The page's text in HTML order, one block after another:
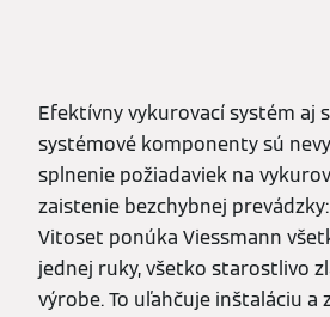
Efektívny vykurovací systém aj
systémové komponenty sú
splnenie požiadaviek na
zaistenie bezchybnej
Vitoset ponúka Viessmann
jednej ruky, všetko starostlivo
výrobe. To uľahčuje inštaláciu a